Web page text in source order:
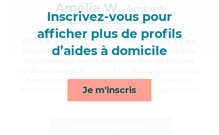
Inscrivez-vous pour
afficher plus de profils
d’aides à domicile
Je m'inscris
Amélia W., Ambert
à 5km de chez Vous
, bienveillante et ponctuelle, Amélia a 6 ans
d'expérience et possède un diplôme d'Aide Médico-
Amélia apporte ses services de toilette/habillage,
lever/coucher, compagnie/loisirs et courses/livraison*